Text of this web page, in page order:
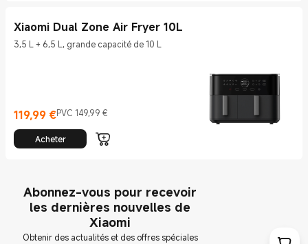
Xiaomi Dual Zone Air Fryer 10L
3,5 L + 6,5 L, grande capacité de 10 L
119,99 €
Current Price €119.99
PVC 149,99 €
Prix de vente 149,99 €
Acheter
Abonnez-vous pour recevoir
les dernières nouvelles de
Xiaomi
Obtenir des actualités et des offres spéciales